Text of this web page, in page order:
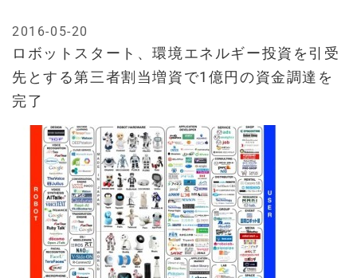
ロボットスタート、環境エネルギー投資を引受
先とする第三者割当増資で1億円の資金調達を
完了
2016-05-20